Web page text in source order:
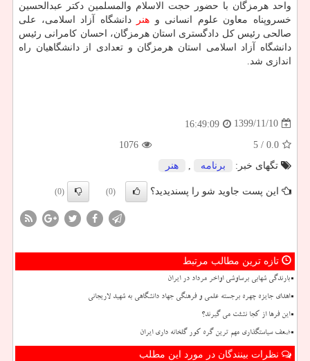
واحد هرمزگان با حضور حجت الاسلام والمسلمین دکتر عبدالحسین
خسروپناه معاون علوم انسانی و هنر
دانشگاه آزاد اسلامی، علی
صالحی رئیس کل دادگستری استان هرمزگان، احسان کامرانی رئیس
دانشگاه آزاد اسلامی استان هرمزگان و تعدادی از دانشگاهیان راه
اندازی شد.
1399/11/10
16:49:09
0.0
/ 5
1076
تگهای خبر:
برنامه , هنر
این پست جاوید شو را پسندیدید؟ (0)
(0)
تازه ترین مطالب مرتبط
بارندگی شهابی برساوشی اواخر مرداد در ایران
اهدای جایزه چهره برجسته علمی و فرهنگی جهاد دانشگاهی به شهید لاریجانی
این فرها از کجا نشئت می گیرند؟
ضعف سیاستگذاری مهم ترین گره کور گلخانه داری ایران
نظرات بینندگان در مورد این مطلب